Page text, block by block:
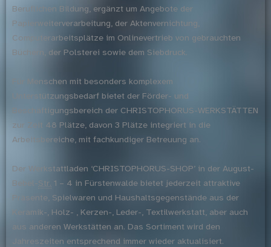
Beruflichen Bildung, ergänzt um Angebote der
Papierweiterverarbeitung, der Aktenvernichtung,
Computerarbeitsplätze im Onlinevertrieb von gebrauchten
Büchern, der Polsterei sowie dem Siebdruck.
Für Menschen mit besonders komplexem
Unterstützungsbedarf bietet der Förder- und
Beschäftigungsbereich der CHRISTOPHORUS-WERKSTÄTTEN
zur Zeit 48 Plätze, davon 3 Plätze integriert in die
Arbeitsbereiche, mit fachkundiger Betreuung an.
Der Werkstattladen ‘CHRISTOPHORUS-SHOP’ in der August-
Bebel- Str. 1 – 4 in Fürstenwalde bietet jederzeit attraktive
Präsente, Spielwaren und Haushaltsgegenstände aus der
Keramik-, Holz- , Kerzen-, Leder-, Textilwerkstatt, aber auch
aus anderen Werkstätten an. Das Sortiment wird den
Jahreszeiten entsprechend immer wieder aktualisiert.